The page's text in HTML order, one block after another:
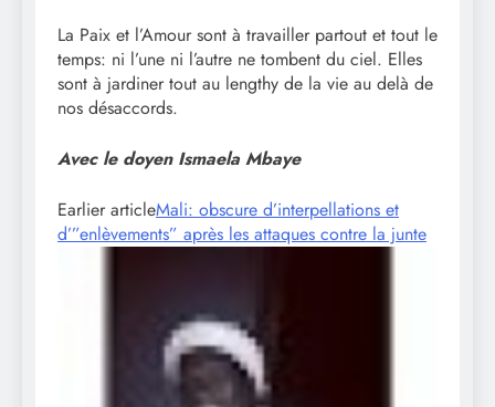
La Paix et l’Amour sont à travailler partout et tout le
temps: ni l’une ni l’autre ne tombent du ciel. Elles
sont à jardiner tout au lengthy de la vie au delà de
nos désaccords.
Avec le doyen Ismaela Mbaye
Earlier articleMali: obscure d’interpellations et
d’”enlèvements” après les attaques contre la junte